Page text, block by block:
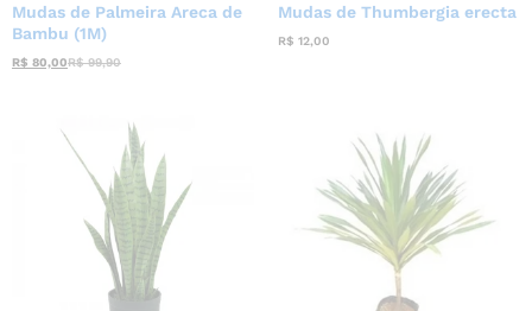
Mudas de Palmeira Areca de
Bambu (1M)
R$ 80,00R$99,90
Mudas de Thumbergia erecta
R$ 12,00